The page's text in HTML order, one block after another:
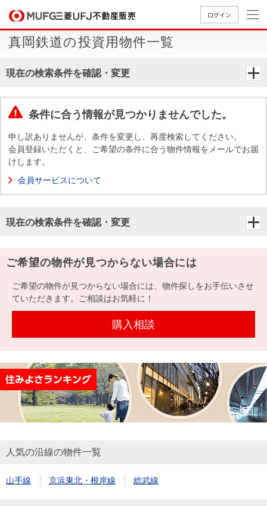
ログイン
買いたいTOP
中古
ショ
探す
新
建て
す
投
用
件
を
探
す
事業
件を
購入向け
サービス
ンシミュ
売りたいTOP
無
査
売
AI
売却
時手
金額
売却向け
サービス
周辺相場
検索
住まい1プ
ラス（お
住まいと
暮らしの
売却ガイ
ド
店舗案内TOP
店舗のご
都圏）
店舗のご
古屋）
店舗のご
会社情報TOP
ごあいさ
会社概
MUFG
ョン
沿革
本社地
図
ニュース
（電子ブ
採用情報TOP
新卒採用
キャリア
買いたい
売りたい
店舗案内
会社情報
採用情報
法人のお客さま
提携企業にお勤めの方
会員ページ
閉じる
真岡鉄道の投資用物件一覧
現在の検索条件を確認・変更
条件に合う情報が見つかりませんでした。
申し訳ありませんが、条件を変更し、再度検索してください。
会員登録いただくと、ご希望の条件に合う物件情報をメールでお届
けします。
会員サービスについて
現在の検索条件を確認・変更
ご希望の物件が見つからない場合には
ご希望の物件が見つからない場合には、物件探しをお手伝いさせ
ていただきます。ご相談はお気軽に！
購入相談
人気の沿線の物件一覧
山手線 京浜東北・根岸線 総武線